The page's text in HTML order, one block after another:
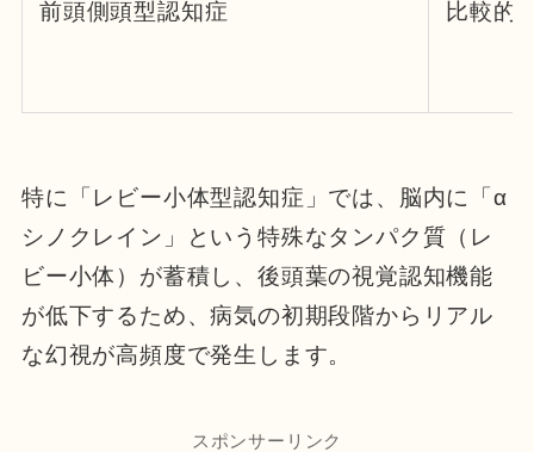
前頭側頭型認知症 比較的
特に「レビー小体型認知症」では、脳内に「α
シノクレイン」という特殊なタンパク質（レ
ビー小体）が蓄積し、後頭葉の視覚認知機能
が低下するため、病気の初期段階からリアル
な幻視が高頻度で発生します。
スポンサーリンク